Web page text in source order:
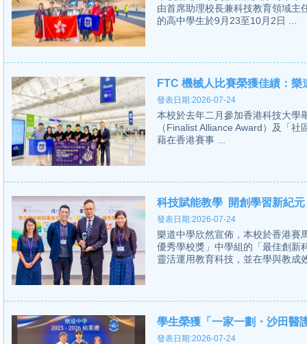
由首席助理校長兼科技教育領域主
的高中學生於9月23至10月2日 ...
FTC 機械人比賽榮獲佳績：
發表日期:2026-07-24
本校於去年二月參加香港科技大學
（Finalist Alliance Award）及「
藉在香港賽事 ...
科技賦能教學 開創學習新紀元
發表日期:2026-07-24
樂道中學欣然宣佈，本校於香港賽
優秀學校獎」中學組的「最佳創新
靈活運用教育科技，並在學與教成
學生榮獲「一家一劃・沙田醫
發表日期:2026-07-24